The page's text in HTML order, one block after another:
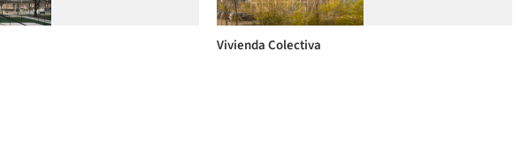
Vivienda Colectiva